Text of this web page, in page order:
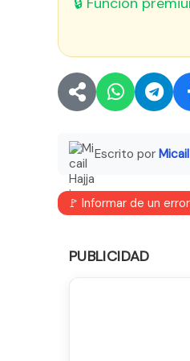
Escrito por
🚩 Informar de un error
PUBLICIDAD